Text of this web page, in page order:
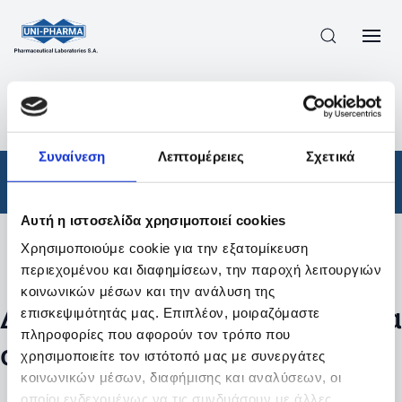
Συναίνεση Λεπτομέρειες Σχετικά
Αυτή η ιστοσελίδα χρησιμοποιεί cookies
Χρησιμοποιούμε cookie για την εξατομίκευση
περιεχομένου και διαφημίσεων, την παροχή λειτουργιών
κοινωνικών μέσων και την ανάλυση της
επισκεψιμότητάς μας. Επιπλέον, μοιραζόμαστε
πληροφορίες που αφορούν τον τρόπο που
χρησιμοποιείτε τον ιστότοπό μας με συνεργάτες
κοινωνικών μέσων, διαφήμισης και αναλύσεων, οι
οποίοι ενδεχομένως να τις συνδυάσουν με άλλες
ΠΡΟΪΟΝΤΑ ΣΥΝΤΑΓΟΓΡΑΦΟΎΜΕΝΑ
/
ΑΠΟΤΕΛΕΣΜΑΤΑ ΑΝΑΖΗΤΗΣΗΣ
Φάρμακα / Συνταγογραφούμενα
Φίλτρα
Δεν βρέθηκαν προϊόντα με τα
συγκεκριμένα φίλτρα